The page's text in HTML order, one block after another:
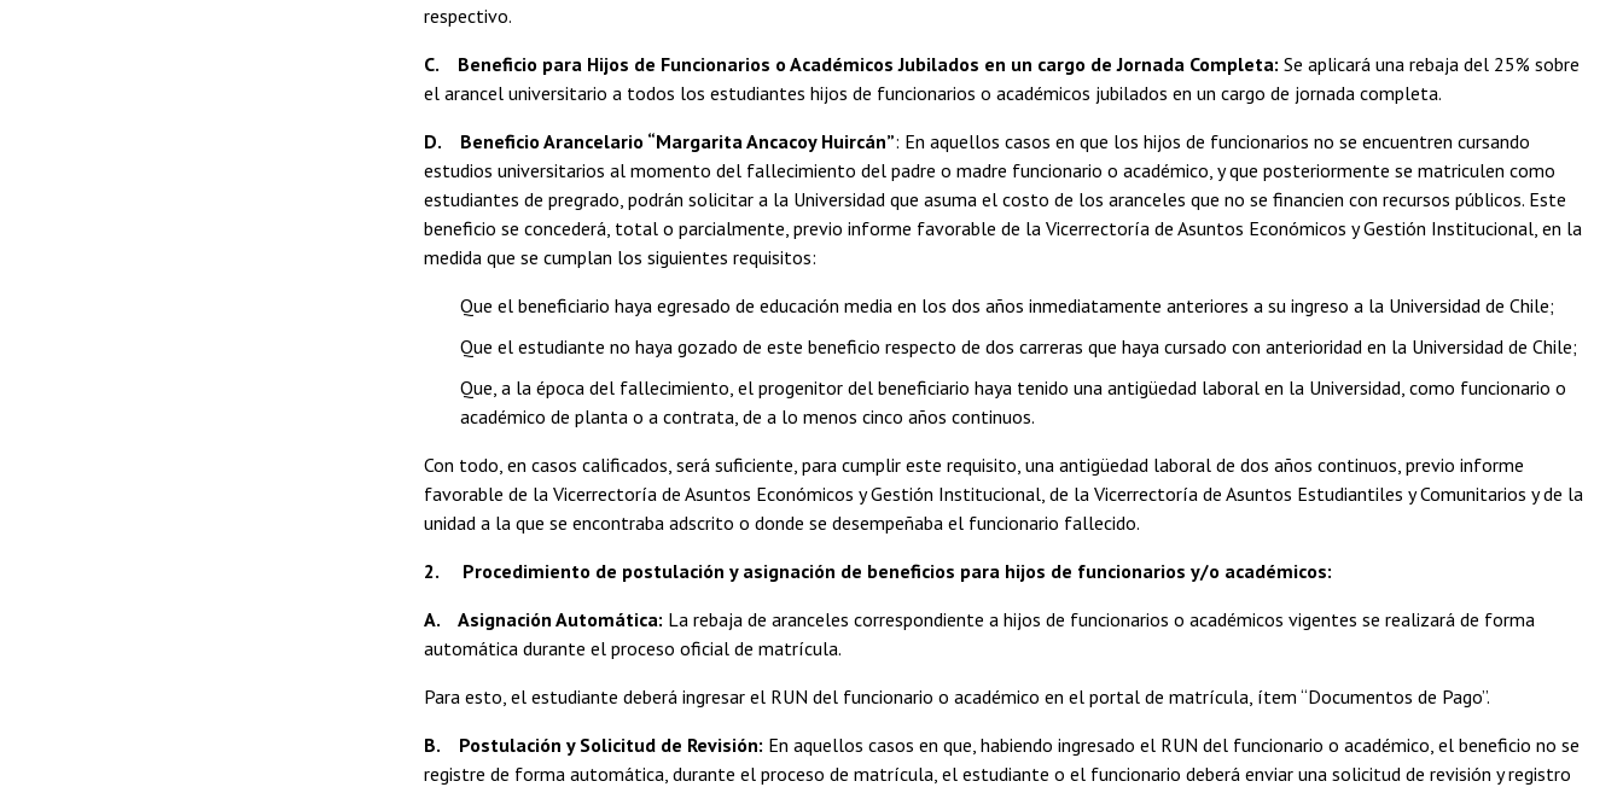
respectivo.
C. Beneficio para Hijos de Funcionarios o Académicos Jubilados en un cargo de Jornada Completa: Se aplicará una rebaja del 25% sobre
el arancel universitario a todos los estudiantes hijos de funcionarios o académicos jubilados en un cargo de jornada completa.
D. Beneficio Arancelario “Margarita Ancacoy Huircán”: En aquellos casos en que los hijos de funcionarios no se encuentren cursando
estudios universitarios al momento del fallecimiento del padre o madre funcionario o académico, y que posteriormente se matriculen como
estudiantes de pregrado, podrán solicitar a la Universidad que asuma el costo de los aranceles que no se financien con recursos públicos. Este
beneficio se concederá, total o parcialmente, previo informe favorable de la Vicerrectoría de Asuntos Económicos y Gestión Institucional, en la
medida que se cumplan los siguientes requisitos:
Que el beneficiario haya egresado de educación media en los dos años inmediatamente anteriores a su ingreso a la Universidad de Chile;
Que el estudiante no haya gozado de este beneficio respecto de dos carreras que haya cursado con anterioridad en la Universidad de Chile;
Que, a la época del fallecimiento, el progenitor del beneficiario haya tenido una antigüedad laboral en la Universidad, como funcionario o
académico de planta o a contrata, de a lo menos cinco años continuos.
Con todo, en casos calificados, será suficiente, para cumplir este requisito, una antigüedad laboral de dos años continuos, previo informe
favorable de la Vicerrectoría de Asuntos Económicos y Gestión Institucional, de la Vicerrectoría de Asuntos Estudiantiles y Comunitarios y de la
unidad a la que se encontraba adscrito o donde se desempeñaba el funcionario fallecido.
2. Procedimiento de postulación y asignación de beneficios para hijos de funcionarios y/o académicos:
A. Asignación Automática: La rebaja de aranceles correspondiente a hijos de funcionarios o académicos vigentes se realizará de forma
automática durante el proceso oficial de matrícula.
Para esto, el estudiante deberá ingresar el RUN del funcionario o académico en el portal de matrícula, ítem “Documentos de Pago”.
B. Postulación y Solicitud de Revisión: En aquellos casos en que, habiendo ingresado el RUN del funcionario o académico, el beneficio no se
registre de forma automática, durante el proceso de matrícula, el estudiante o el funcionario deberá enviar una solicitud de revisión y registro